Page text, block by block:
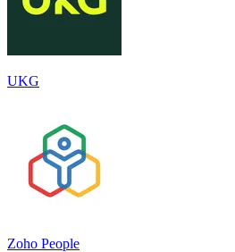
UKG
Zoho People